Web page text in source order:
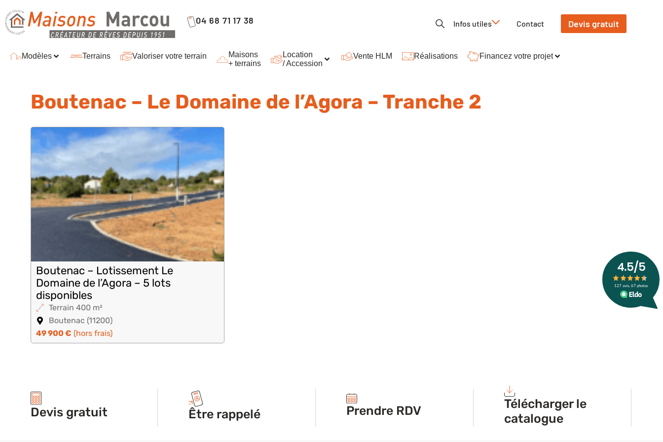
04 68 71 17 38 Infos utiles Contact Devis gratuit
Modèles Terrains Valoriser votre terrain
Maisons
+ terrains
Location
/ Accession
Vente HLM Réalisations Financez votre projet
Boutenac – Le Domaine de l’Agora – Tranche 2
Boutenac – Lotissement Le
Domaine de l’Agora – 5 lots
disponibles
Terrain 400 m²
Boutenac (11200)
49 900 € (hors frais)
Devis gratuit Être rappelé Prendre RDV
Télécharger le
catalogue